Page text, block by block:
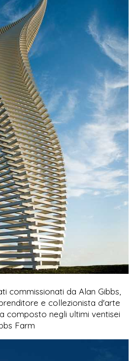
commissionati da Alan Gibbs,
e collezionista d'arte
composto negli ultimi ventisei
Farm